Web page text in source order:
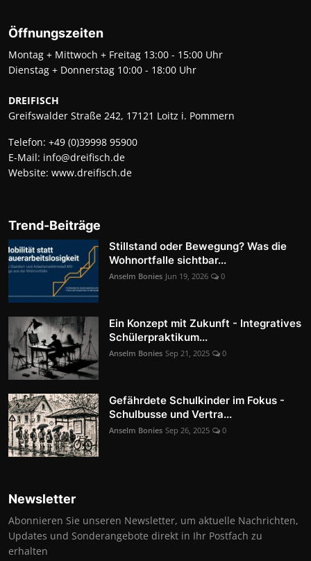
Öffnungszeiten
Montag + Mittwoch + Freitag 13:00 - 15:00 Uhr
Dienstag + Donnerstag 10:00 - 18:00 Uhr
DREIFISCH
Greifswalder Straße 242, 17121 Loitz i. Pommern
Telefon: +49 (0)39998 95900
E-Mail: info@dreifisch.de
Website: www.dreifisch.de
Trend-Beiträge
Stillstand oder Bewegung? Was die
Wohnortfalle sichtbar...
Anselm Bonies Jun 19, 2026 0
Ein Konzept mit Zukunft - Integratives
Schülerpraktikum...
Anselm Bonies Sep 21, 2025 0
Gefährdete Schulkinder im Fokus -
Schulbusse und Vertra...
Anselm Bonies Sep 26, 2025 0
Newsletter
Abonnieren Sie unseren Newsletter, um aktuelle Nachrichten,
Updates und Sonderangebote direkt in Ihr Postfach zu
erhalten